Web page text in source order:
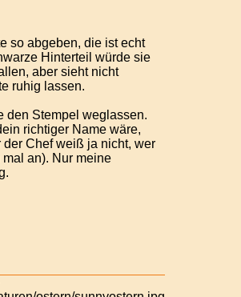
so abgeben, die ist echt
Hinterteil würde sie
aber sieht nicht
ruhig lassen.
den Stempel weglassen.
richtiger Name wäre,
Chef weiß ja nicht, wer
an). Nur meine